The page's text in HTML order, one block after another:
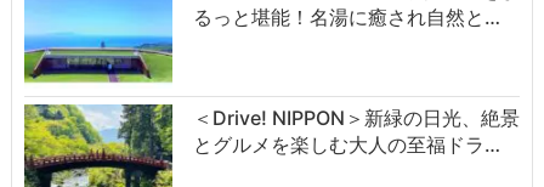
るっと堪能！名湯に癒され自然と…
＜Drive! NIPPON＞新緑の日光、絶景
とグルメを楽しむ大人の至福ドラ…